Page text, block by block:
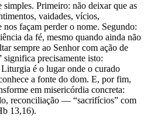
simples. Primeiro: não deixar que as
vaidades, vícios,
façam perder o nome. Segundo:
da fé, mesmo quando ainda não
sempre ao Senhor com ação de
significa precisamente isto:
é o lugar onde o curado
a fonte do dom. E, por fim,
em misericórdia concreta:
reconciliação — “sacrifícios” com
13,16).